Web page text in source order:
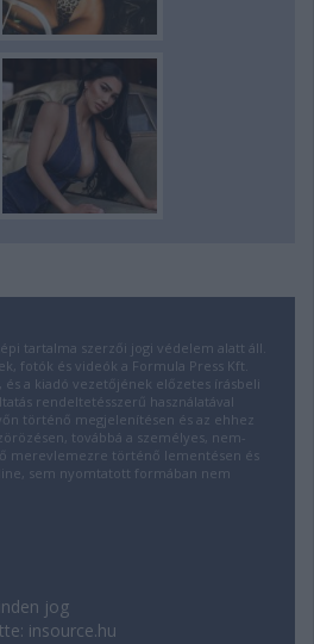
tartalma szerzői jogi védelem alatt áll.
fotók és videók a Formula Press Kft.
a kiadó vezetőjének előzetes írásbeli
rendeltetésszerű használatával
történő megjelenítésen és az ehhez
továbbá a személyes, nem-
merevlemezre történő lementésen és
sem nyomtatott formában nem
jog
insource.hu